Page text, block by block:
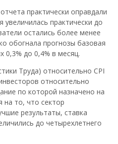
практически оправдали
практически до
остались более менее
обогнала прогнозы базовая
0,3% до 0,4% в месяц.
Труда) относительно CPI
относительно
по которой назначено на
то, что сектор
результаты, ставка
до четырехлетнего